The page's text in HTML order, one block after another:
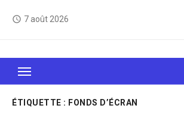
access_time 7 août 2026
Le Web, c'est comme une boîte de
sait jamais sur quoi on va
ÉTIQUETTE : FONDS D’ÉCRAN